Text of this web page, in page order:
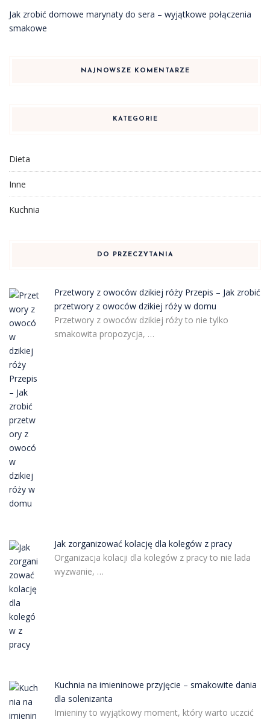
Jak zrobić domowe marynaty do sera – wyjątkowe połączenia
smakowe
NAJNOWSZE KOMENTARZE
KATEGORIE
Dieta
Inne
Kuchnia
DO PRZECZYTANIA
Przetwory z owoców dzikiej róży Przepis – Jak zrobić
przetwory z owoców dzikiej róży w domu
Przetwory z owoców dzikiej róży to nie tylko
smakowita propozycja, …
Jak zorganizować kolację dla kolegów z pracy
Organizacja kolacji dla kolegów z pracy to nie lada
wyzwanie, …
Kuchnia na imieninowe przyjęcie – smakowite dania
dla solenizanta
Imieniny to wyjątkowy moment, który warto uczcić